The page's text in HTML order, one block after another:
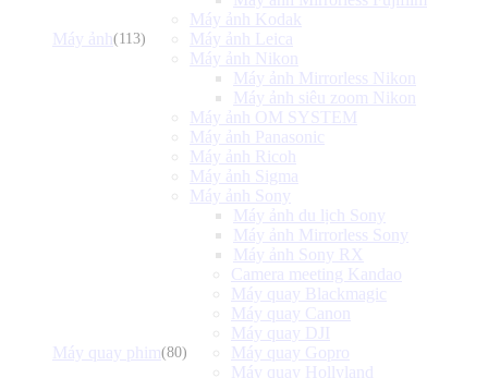
Máy ảnh (113)
Máy ảnh Kodak
Máy ảnh Leica
Máy ảnh Nikon
Máy ảnh Mirrorless Nikon
Máy ảnh siêu zoom Nikon
Máy ảnh OM SYSTEM
Máy ảnh Panasonic
Máy ảnh Ricoh
Máy ảnh Sigma
Máy ảnh Sony
Máy ảnh du lịch Sony
Máy ảnh Mirrorless Sony
Máy ảnh Sony RX
Máy quay phim(80)
Camera meeting Kandao
Máy quay Blackmagic
Máy quay Canon
Máy quay DJI
Máy quay Gopro
Máy quay Hollyland